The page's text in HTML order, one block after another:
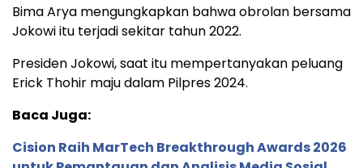
Bima Arya mengungkapkan bahwa obrolan bersama
Jokowi itu terjadi sekitar tahun 2022.
Presiden Jokowi, saat itu mempertanyakan peluang
Erick Thohir maju dalam Pilpres 2024.
Baca Juga:
Cision Raih MarTech Breakthrough Awards 2026